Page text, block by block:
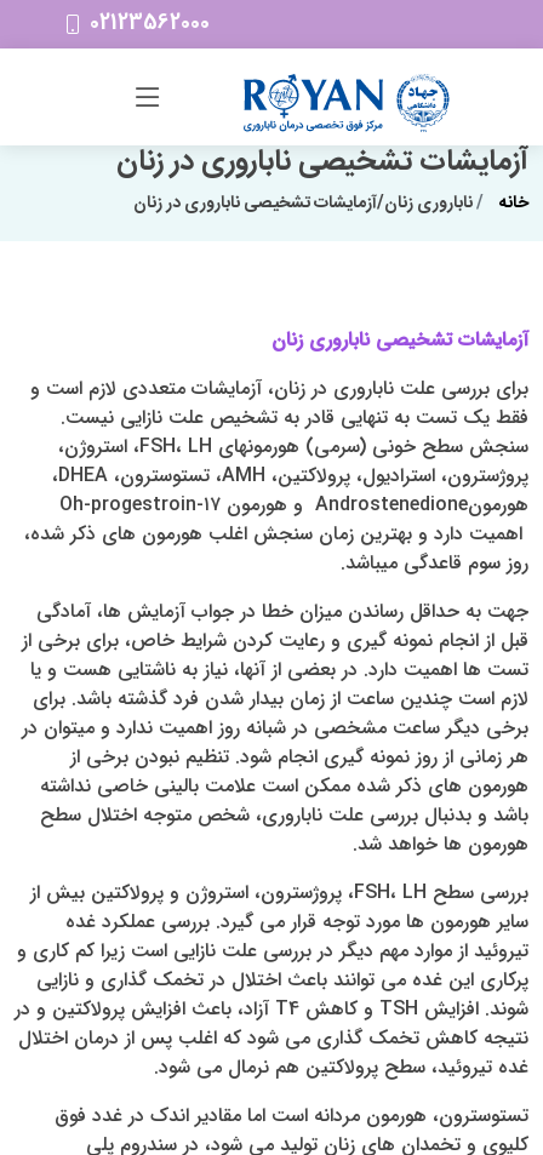
02123562000
آزمایشات تشخیصی ناباروری در زنان
خانه ناباروری زنان/آزمایشات تشخیصی ناباروری در زنان
آزمایشات تشخیصی ناباروری زنان
برای بررسی علت ناباروری در زنان، آزمایشات متعددی لازم است و
فقط یک تست به تنهایی قادر به تشخیص علت نازایی نیست.
سنجش سطح خونی (سرمی) هورمونهای FSH، LH، استروژن،
پروژسترون، استرادیول، پرولاکتین، AMH، تستوسترون، DHEA،
هورمونAndrostenedione و هورمون ۱۷-Oh-progestroin
اهمیت دارد و بهترین زمان سنجش اغلب هورمون­ های ذکر شده،
روز سوم قاعدگی می­باشد.
جهت به حداقل رساندن میزان خطا در جواب آزمایش­ ها، آمادگی
قبل از انجام نمونه گیری و رعایت کردن شرایط خاص، برای برخی از
تست­ ها اهمیت دارد. در بعضی از آنها، نیاز به ناشتایی هست و یا
لازم است چندین ساعت از زمان بیدار شدن فرد گذشته باشد. برای
برخی دیگر ساعت مشخصی در شبانه روز اهمیت ندارد و می­توان در
هر زمانی از روز نمونه گیری انجام شود. تنظیم نبودن برخی از
هورمون­ های ذکر شده ممکن است علامت بالینی خاصی نداشته
باشد و بدنبال بررسی علت ناباروری، شخص متوجه اختلال سطح
هورمون ها خواهد شد.
بررسی سطح FSH، LH، پروژسترون، استروژن و پرولاکتین بیش از
سایر هورمون ها مورد توجه قرار می­ گیرد. بررسی عملکرد غده
تیروئید از موارد مهم دیگر در بررسی علت نازایی است زیرا کم کاری و
پرکاری این غده می­ توانند باعث اختلال در تخمک گذاری و نازایی
شوند. افزایش TSH و کاهش T4 آزاد، باعث افزایش پرولاکتین و در
نتیجه کاهش تخمک گذاری می ­شود که اغلب پس از درمان اختلال
غده تیروئید، سطح پرولاکتین هم نرمال می شود.
تستوسترون، هورمون مردانه است اما مقادیر اندک در غدد فوق
کلیوی و تخمدان های زنان تولید می ­شود، در سندروم پلی